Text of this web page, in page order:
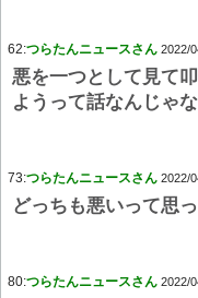
62:つらたんニュースさん 2022/
悪を一つとして見て
ようって話なんじゃ
73:つらたんニュースさん 2022/
どっちも悪いって思
80:つらたんニュースさん 2022/